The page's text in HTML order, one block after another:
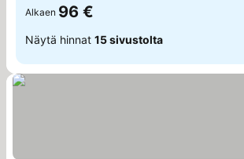
Alkaen 96 €
Näytä hinnat 15 sivustolta